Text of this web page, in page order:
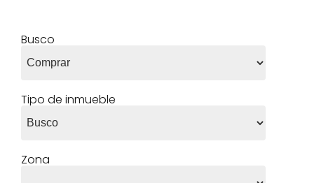
CONTACTO
COMPRAR
696782469
671365677
INFO@REALESTATEBULLAS.COM
Busco
Tipo de inmueble
Zona